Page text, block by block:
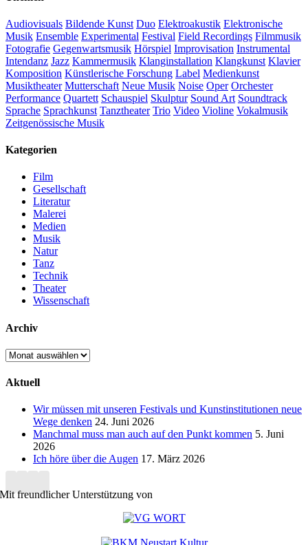
Audiovisuals Bildende Kunst Duo Elektroakustik Elektronische
Musik Ensemble Experimental Festival Field Recordings Filmmusik
Fotografie Gegenwartsmusik Hörspiel Improvisation Instrumental
Intendanz Jazz Kammermusik Klanginstallation Klangkunst Klavier
Komposition Künstlerische Forschung Label Medienkunst
Musiktheater Mutterschaft Neue Musik Noise Oper Orchester
Performance Quartett Schauspiel Skulptur Sound Art Soundtrack
Sprache Sprachkunst Tanztheater Trio Video Violine Vokalmusik
Zeitgenössische Musik
Kategorien
Film
Gesellschaft
Literatur
Malerei
Medien
Musik
Natur
Tanz
Technik
Theater
Wissenschaft
Archiv
Archiv
Aktuell
Wir müssen mit unseren Festivals und Kunstinstitutionen neue
Wege denken 24. Juni 2026
Manchmal muss man auch auf den Punkt kommen 5. Juni
2026
Ich höre über die Augen 17. März 2026
Mit freundlicher Unterstützung von